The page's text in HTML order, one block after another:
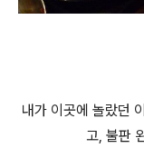
내가 이곳에 놀랐던
고, 불판